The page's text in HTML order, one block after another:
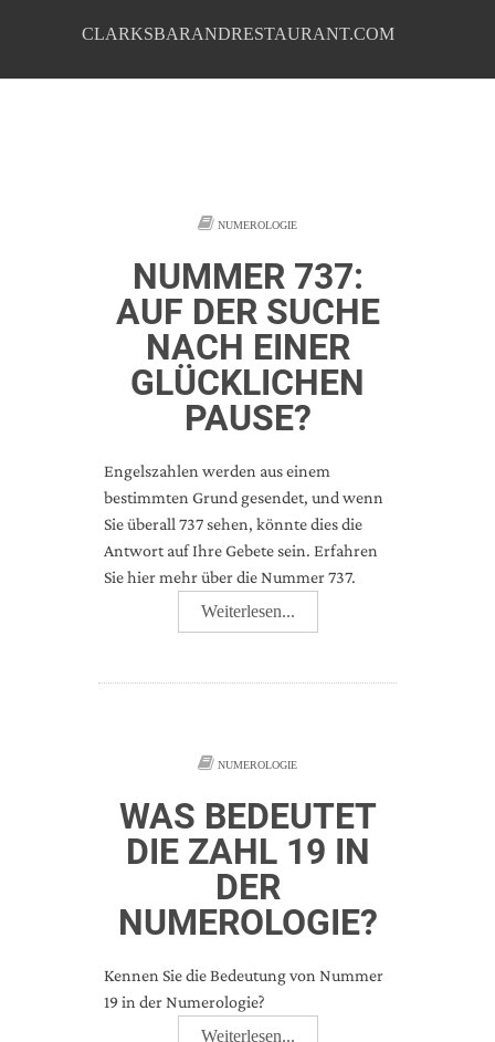
CLARKSBARANDRESTAURANT.COM
NUMEROLOGIE
NUMMER 737:
AUF DER SUCHE
NACH EINER
GLÜCKLICHEN
PAUSE?
Engelszahlen werden aus einem
bestimmten Grund gesendet, und wenn
Sie überall 737 sehen, könnte dies die
Antwort auf Ihre Gebete sein. Erfahren
Sie hier mehr über die Nummer 737.
Weiterlesen...
NUMEROLOGIE
WAS BEDEUTET
DIE ZAHL 19 IN
DER
NUMEROLOGIE?
Kennen Sie die Bedeutung von Nummer
19 in der Numerologie?
Weiterlesen...